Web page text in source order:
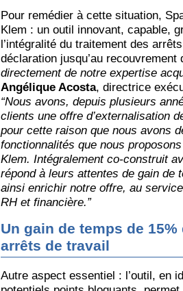
Pour remédier à cette situation,
Klem : un outil innovant, capable,
l’intégralité du traitement des
déclaration jusqu’au
directement de notre expertise
Angélique Acosta, directrice
“Nous avons, depuis plusieurs
clients une offre d’externalisation
pour cette raison que nous avons
fonctionnalités que nous
Klem. Intégralement co-construit
répond à leurs attentes de gain de
ainsi enrichir notre offre, au
RH et financière.”
Un gain de temps de
arrêts de travail
Autre aspect essentiel : l’outil, en